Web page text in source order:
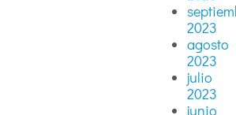
2023
agosto
2023
julio
2023
junio